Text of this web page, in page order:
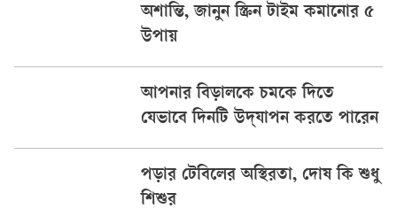
অশান্তি, জানুন স্ক্রিন টাইম কমানোর ৫
উপায়
আপনার বিড়ালকে চমকে দিতে
যেভাবে দিনটি উদ্‌যাপন করতে পারেন
পড়ার টেবিলের অস্থিরতা, দোষ কি শুধু
শিশুর